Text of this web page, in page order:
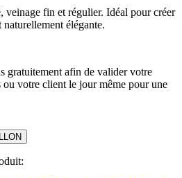
veinage fin et régulier. Idéal pour créer
naturellement élégante.
gratuitement afin de valider votre
votre client le jour même pour une